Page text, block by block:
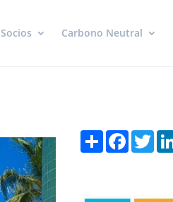
Socios Carbono Neutral
ShareFacebook